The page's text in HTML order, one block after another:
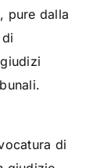
pure dalla
di